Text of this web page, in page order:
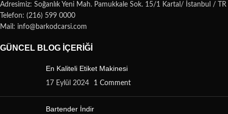
Adresimiz: Soğanlık Yeni Mah. Pamukkale Sok. 15/1 Kartal/ İstanbul / TR
Telefon: (216) 599 0000
Mail: info@barkodcarsi.com
GÜNCEL BLOG İÇERIĞI
En Kaliteli Etiket Makinesi
17 Eylül 2024 1 Comment
Bartender İndir